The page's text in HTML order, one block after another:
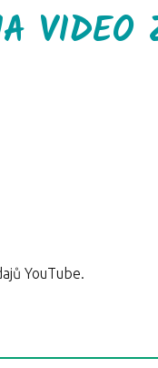
VIDEO
YouTube.